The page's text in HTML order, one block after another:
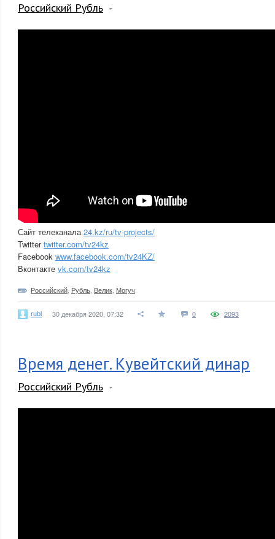
Российский Рубль
Сайт телеканала24.kz/ru/tv-projects/
Twittertwitter.com/tv24kz
Facebook www.facebook.com/tv24KZ/
Вконтакте vk.com/tv24kz
Российский Рубль Велик Могуч
rubl 30 декабря 2020, 07:32 0 2093
Время денег. Кувейтский динар
Российский Рубль